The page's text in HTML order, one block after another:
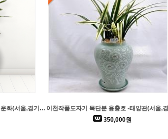
이천작품도자기 백자달항아리-채운화(서울,경기일부 배송가능)
350,000원